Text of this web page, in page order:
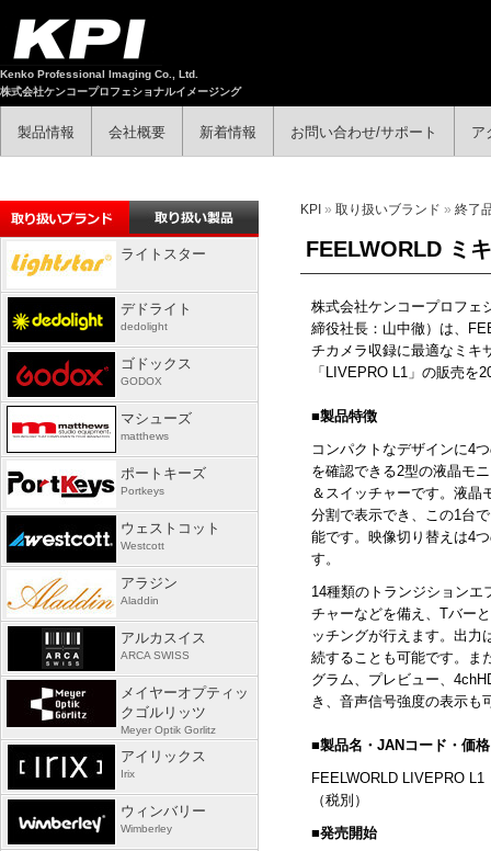
Kenko Professional Imaging Co., Ltd.
株式会社ケンコープロフェショナルイメージング
製品情報 会社概要 新着情報 お問い合わせ/サポート ア
KPI » 取り扱いブランド » 終了
FEELWORLD ミ
株式会社ケンコープロフェ
締役社長：山中徹）は、
チカメラ収録に最適なミキ
「 LIVEPRO L1 」の販売を
■製品特徴
コンパクトなデザインに4
を確認できる2型の液晶モ
＆スイッチャーです。液晶
分割で表示でき、この1台
能です。映像切り替えは4
す。
14種類のトランジションエ
チャーなどを備え、 Tバー
ッチングが行えます。出力
続することも可能です。ま
グラム、プレビュー、
き、音声信号強度の表示も
■製品名・ JAN コード・価格
FEELWORLD LIVEPRO
（税別）
■発売開始
ライトスター
デドライト
dedolight
ゴドックス
GODOX
マシューズ
matthews
ポートキーズ
Portkeys
ウェストコット
Westcott
アラジン
Aladdin
アルカスイス
ARCA SWISS
メイヤーオプティッ
クゴルリッツ
Meyer Optik Gorlitz
アイリックス
Irix
ウィンバリー
Wimberley